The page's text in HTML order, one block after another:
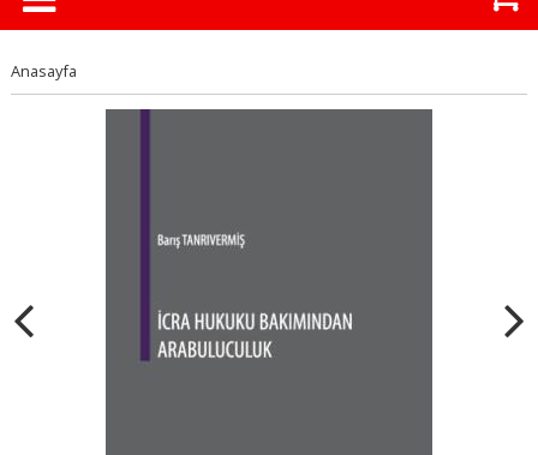
Anasayfa